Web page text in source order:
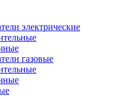
электрические
газовые